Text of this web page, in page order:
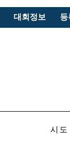
대회정보 등
시도